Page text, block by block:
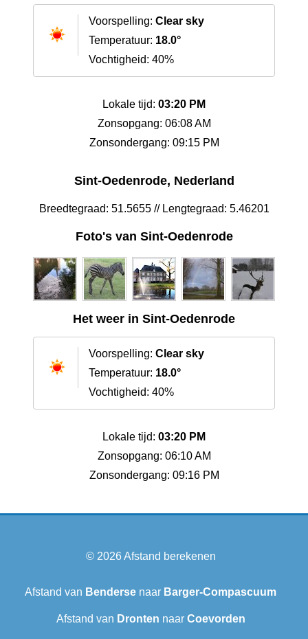
Voorspelling: Clear sky
Temperatuur: 18.0°
Vochtigheid: 40%
Lokale tijd: 03:20 PM
Zonsopgang: 06:08 AM
Zonsondergang: 09:15 PM
Sint-Oedenrode, Nederland
Breedtegraad: 51.5655 // Lengtegraad: 5.46201
Foto's van Sint-Oedenrode
Het weer in Sint-Oedenrode
Voorspelling: Clear sky
Temperatuur: 18.0°
Vochtigheid: 40%
Lokale tijd: 03:20 PM
Zonsopgang: 06:10 AM
Zonsondergang: 09:16 PM
© 2026Afstand berekenen
Afstand van Benderse naar Barger-Compascuum
Afstand van Dronten naar Coevorden